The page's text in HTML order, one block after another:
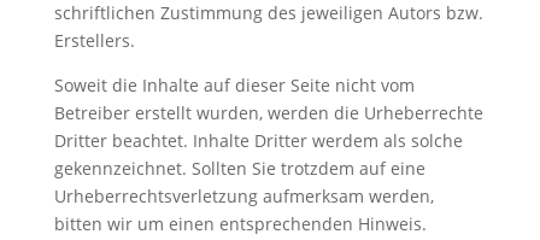
schriftlichen Zustimmung des jeweiligen Autors bzw.
Erstellers.
Soweit die Inhalte auf dieser Seite nicht vom
Betreiber erstellt wurden, werden die Urheberrechte
Dritter beachtet. Inhalte Dritter werdem als solche
gekennzeichnet. Sollten Sie trotzdem auf eine
Urheberrechtsverletzung aufmerksam werden,
bitten wir um einen entsprechenden Hinweis.